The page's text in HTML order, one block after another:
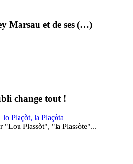
Marsau et de ses (…)
change tout !
lo Plaçòt, la Plaçòta
"Lou Plassòt", "la Plassòte"...